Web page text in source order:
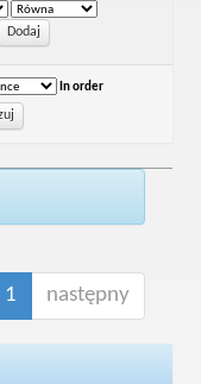
In order
1 następny